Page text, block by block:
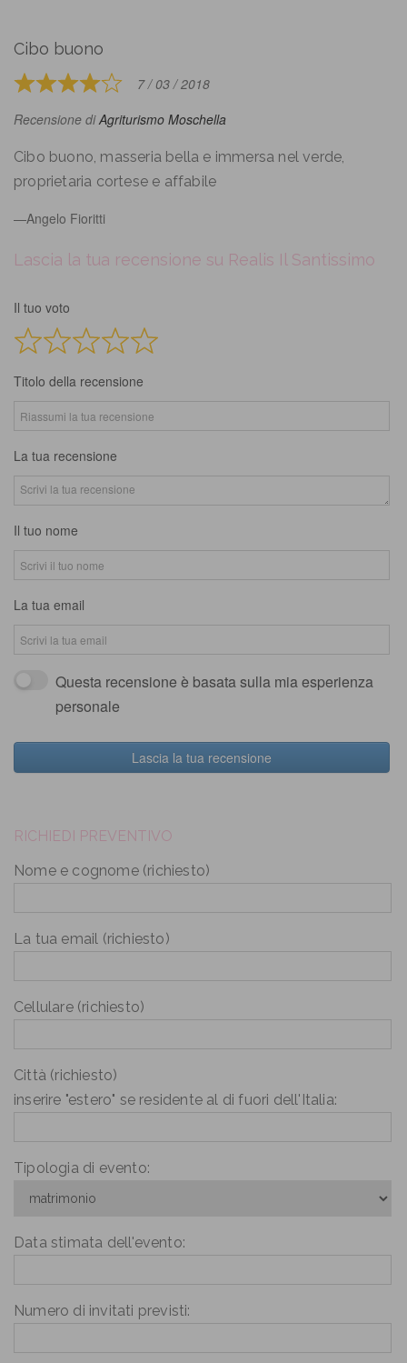
Cibo buono
Rated
4
of
5
7 / 03 / 2018
Recensione diAgriturismo Moschella
Cibo buono, masseria bella e immersa nel verde,
proprietaria cortese e affabile
Angelo Fioritti
Lascia la tua recensione su Realis Il Santissimo
Il tuo voto
Titolo della recensione
La tua recensione
Il tuo nome
La tua email
Questa recensione è basata sulla mia esperienza
personale
Lascia la tua recensione
RICHIEDI PREVENTIVO
Nome e cognome (richiesto)
La tua email (richiesto)
Cellulare (richiesto)
Città (richiesto)
inserire "estero" se residente al di fuori dell'Italia:
Tipologia di evento:
Data stimata dell'evento:
Numero di invitati previsti: